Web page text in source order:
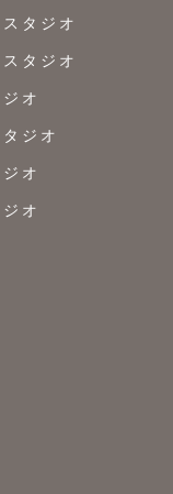
タジオ
タジオ
オ
ジオ
オ
オ